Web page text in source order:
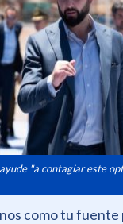
"a contagiar este
como tu fuente